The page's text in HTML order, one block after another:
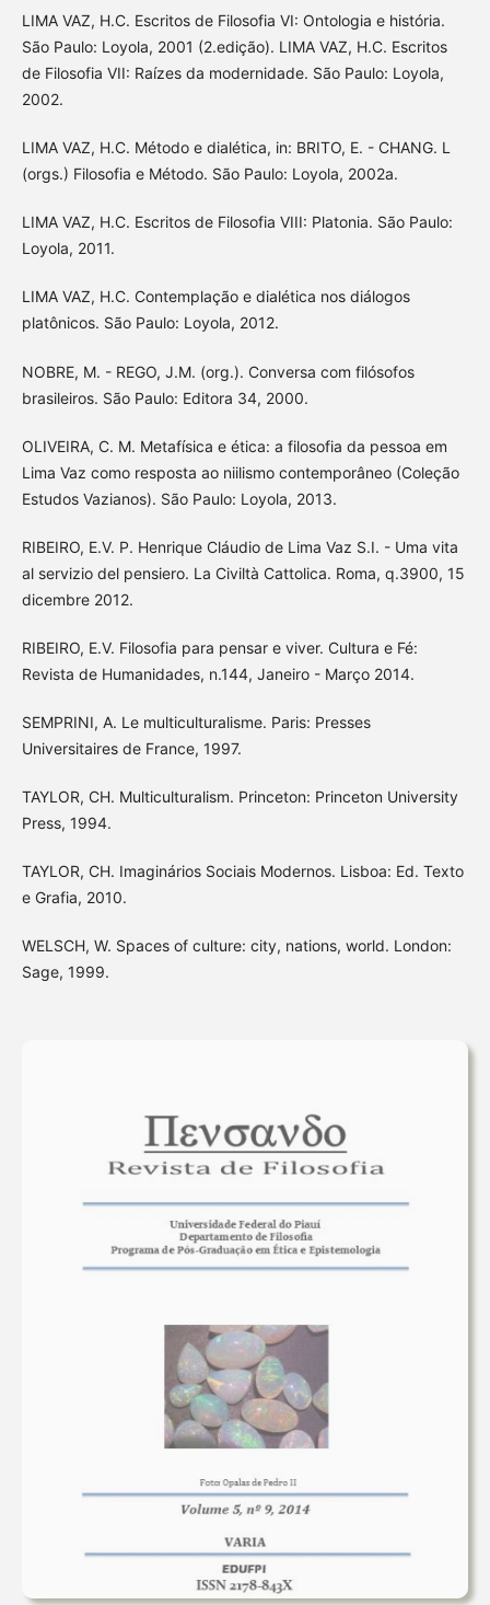
LIMA VAZ, H.C. Escritos de Filosofia VI: Ontologia e história.
São Paulo: Loyola, 2001 (2.edição). LIMA VAZ, H.C. Escritos
de Filosofia VII: Raízes da modernidade. São Paulo: Loyola,
2002.
LIMA VAZ, H.C. Método e dialética, in: BRITO, E. - CHANG. L
(orgs.) Filosofia e Método. São Paulo: Loyola, 2002a.
LIMA VAZ, H.C. Escritos de Filosofia VIII: Platonia. São Paulo:
Loyola, 2011.
LIMA VAZ, H.C. Contemplação e dialética nos diálogos
platônicos. São Paulo: Loyola, 2012.
NOBRE, M. - REGO, J.M. (org.). Conversa com filósofos
brasileiros. São Paulo: Editora 34, 2000.
OLIVEIRA, C. M. Metafísica e ética: a filosofia da pessoa em
Lima Vaz como resposta ao niilismo contemporâneo (Coleção
Estudos Vazianos). São Paulo: Loyola, 2013.
RIBEIRO, E.V. P. Henrique Cláudio de Lima Vaz S.I. - Uma vita
al servizio del pensiero. La Civiltà Cattolica. Roma, q.3900, 15
dicembre 2012.
RIBEIRO, E.V. Filosofia para pensar e viver. Cultura e Fé:
Revista de Humanidades, n.144, Janeiro - Março 2014.
SEMPRINI, A. Le multiculturalisme. Paris: Presses
Universitaires de France, 1997.
TAYLOR, CH. Multiculturalism. Princeton: Princeton University
Press, 1994.
TAYLOR, CH. Imaginários Sociais Modernos. Lisboa: Ed. Texto
e Grafia, 2010.
WELSCH, W. Spaces of culture: city, nations, world. London:
Sage, 1999.